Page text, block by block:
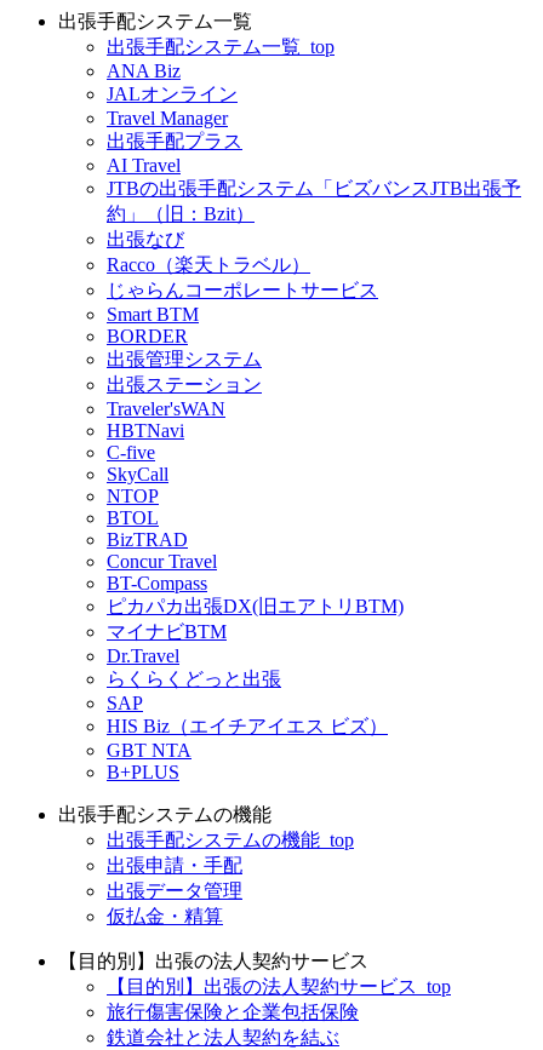
出張手配システム一覧
出張手配システム一覧_top
ANA Biz
JALオンライン
Travel Manager
出張手配プラス
AI Travel
JTBの出張手配システム「ビズバンスJTB出張予
約」（旧：Bzit）
出張なび
Racco（楽天トラベル）
じゃらんコーポレートサービス
Smart BTM
BORDER
出張管理システム
出張ステーション
Traveler'sWAN
HBTNavi
C-five
SkyCall
NTOP
BTOL
BizTRAD
Concur Travel
BT-Compass
ピカパカ出張DX(旧エアトリBTM)
マイナビBTM
Dr.Travel
らくらくどっと出張
SAP
HIS Biz（エイチアイエス ビズ）
GBT NTA
B+PLUS
出張手配システムの機能
出張手配システムの機能_top
出張申請・手配
出張データ管理
仮払金・精算
【目的別】出張の法人契約サービス
【目的別】出張の法人契約サービス_top
旅行傷害保険と企業包括保険
鉄道会社と法人契約を結ぶ